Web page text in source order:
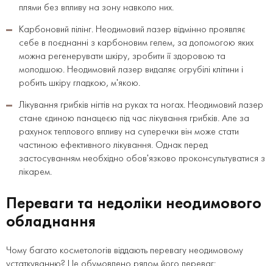
плями без впливу на зону навколо них.
Карбоновий пілінг. Неодимовий лазер відмінно проявляє
себе в поєднанні з карбоновим гелем, за допомогою яких
можна регенерувати шкіру, зробити її здоровою та
молодшою. Неодимовий лазер видаляє огрубілі клітини і
робить шкіру гладкою, м'якою.
Лікування грибків нігтів на руках та ногах. Неодимовий лазер
стане єдиною панацеєю під час лікування грибків. Але за
рахунок теплового впливу на суперечки він може стати
частиною ефективного лікування. Однак перед
застосуванням необхідно обов'язково проконсультуватися з
лікарем.
Переваги та недоліки неодимового
обладнання
Чому багато косметологів віддають перевагу неодимовому